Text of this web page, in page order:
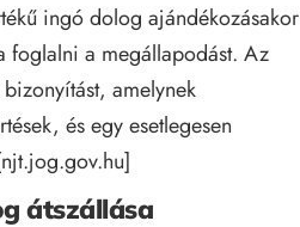
ingó dolog ajándékozásakor
foglalni a megállapodást. Az
amelynek
és egy esetlegesen
njt.jog.gov.hu]
átszállása